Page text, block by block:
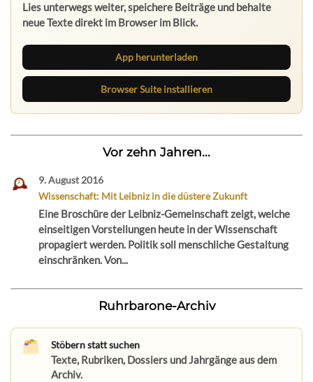
Lies unterwegs weiter, speichere Beiträge und behalte
neue Texte direkt im Browser im Blick.
App herunterladen
Browser Suite installieren
Vor zehn Jahren...
9. August 2016
Wissenschaft: Mit Leibniz in die düstere Zukunft
Eine Broschüre der Leibniz-Gemeinschaft zeigt, welche
einseitigen Vorstellungen heute in der Wissenschaft
propagiert werden. Politik soll menschliche Gestaltung
einschränken. Von...
Ruhrbarone-Archiv
Stöbern statt suchen
Texte, Rubriken, Dossiers und Jahrgänge aus dem
Archiv.